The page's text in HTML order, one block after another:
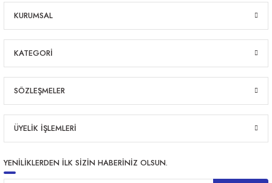
KURUMSAL
KATEGORİ
SÖZLEŞMELER
ÜYELİK İŞLEMLERİ
YENİLİKLERDEN İLK SİZİN HABERİNİZ OLSUN.